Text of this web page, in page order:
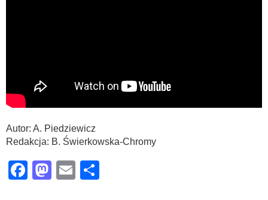
Autor: A. Piedziewicz
Redakcja: B. Świerkowska-Chromy
Facebook
Mastodon
Email